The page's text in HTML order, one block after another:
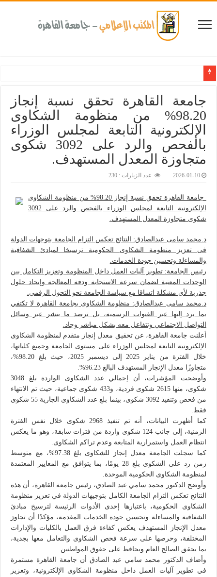
جامعة القاهرة تحقق نسبة إنجاز
98.20% من منظومة الشكاوى
الإلكترونية التابعة لمجلس الوزراء
بالفحص والرد على 3092 شكوى
متجاوزة المعدل المستهدف.‎
2026-01-10 عدد الزيارات : 230
جامعة القاهرة تحقق نسبة إنجاز 98.20% من منظومة الشكاوى
الإلكترونية التابعة لمجلس الوزراء بالفحص والرد على 3092
شكوى متجاوزة المعدل المستهدف.
د.محمد سامى عبدالصادق: النتائج تعكس التزام الجامعة بتوجهات الدولة
فى تعزيز منظومة الشكاوى الحكومية ترسيخا لمبادئ الشفافية
والمساءلة وتحسين جودة الخدمات.
رئيس الجامعة: تطوير آليات العمل داخل المنظومة وتعزيز التكامل بين
الوحدات المعنية لضمان سرعة الاستجابة ودقة المعالجة وإيجاد حلول
جذرية لأى مشكلة اتساقا مع سياسة الجامعة نحو التحول الرقمي.
د.محمد سامى عبدالصادق: منظومة الشكاوى بجامعة القاهرة لا تكتفي
بما يرد إليها عبر القنوات الرسمية، بل ترصد ما ينشر عبر وسائل
التواصل الاجتماعي وتتفاعل معه بشكل مباشر وجاد.
أعلنت جامعة القاهرة، عن تحقيق معدل إنجاز متقدم لمنظومة الشكاوى
الإلكترونية التابعة لمجلس الوزراء على مستوى الجامعة وجميع كلياتها،
خلال الفترة من يناير 2025 إلى ديسمبر 2025، حيث بلغ 98.20%،
متجاوزًا معدل الإنجاز المستهدف البالغ 96.23%.
وأوضحت المؤشرات، أن إجمالي عدد الشكاوى الواردة بلغ 3048
شكوى، منها 2615 شكوى فردية، و433 شكوى جماعية، حيث تم الانتهاء
من فحص وتنفيذ 3092 شكوى، بينما بلغ عدد الشكاوى الجارية 55 شكوى
فقط.
كما أظهرت البيانات، أنه تم تنفيذ 2968 شكوى خلال نفس الفترة
الزمنية، إلى جانب 124 شكوى واردة من فترات سابقة، وهو ما يعكس
انتظام العمل واستمرارية المتابعة وعدم تراكم الشكاوى.
كما سجلت الجامعة معدل إنجاز للشكاوى بلغ 97.38%، مع متوسط
زمن رد علي الشكوى بلغ 28 يومًا، بما يتوافق مع المعايير المعتمدة
لمنظومة الشكاوى الحكومية الموحدة.
وأوضح الدكتور محمد سامي عبد الصادق، رئيس جامعة القاهرة، أن هذه
النتائج تعكس التزام الجامعة الكامل بتوجيهات الدولة في تعزيز منظومة
الشكاوى الحكومية، باعتبارها إحدى الأدوات الرئيسة لترسيخ مبادئ
الشفافية والمساءلة وتحسين جودة الخدمات المقدمة، مؤكدًا أن تجاوز
معدل الإنجاز المستهدف يعكس كفاءة فرق العمل بالكليات والإدارات
المختلفة، وحرصها على سرعة فحص الشكاوى والتعامل معها بجدية،
بما يحقق الصالح العام ويحافظ على حقوق المواطنين.
وأضاف الدكتور محمد سامي عبد الصادق أن جامعة القاهرة مستمرة
في تطوير آليات العمل داخل منظومة الشكاوى الإلكترونية، وتعزيز